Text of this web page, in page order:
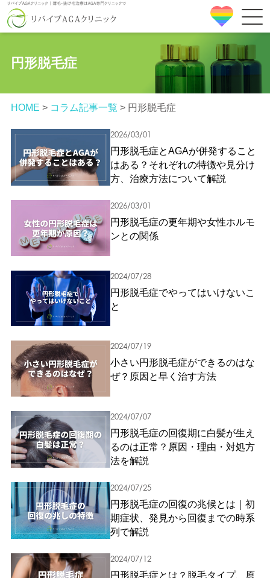
円形脱毛症
HOME > コラム記事一覧 > 円形脱毛症
2026/03/01
円形脱毛症とAGAが併発すること
はある？それぞれの特徴や見分け
方、治療方法について解説
2026/03/01
円形脱毛症の更年期や女性ホルモ
ンとの関係
2024/07/28
円形脱毛症でやってはいけないこ
と
2024/07/19
小さい円形脱毛症ができるのはな
ぜ？原因と早く治す方法
2024/07/07
円形脱毛症の回復期に白髪が生え
るのは正常？原因・理由・対処方
法を解説
2024/07/25
円形脱毛症の回復の兆候とは｜初
期症状、発見から回復までの時系
列で解説
2024/07/12
円形脱毛症とは？脱毛タイプ、原